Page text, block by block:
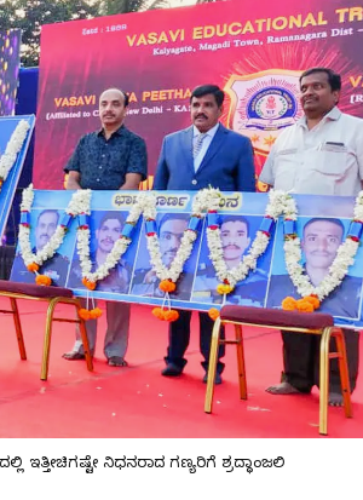
ನಿಧನರಾದ ಗಣ್ಯರಿಗೆ ಶ್ರದ್ಧಾಂಜಲಿ